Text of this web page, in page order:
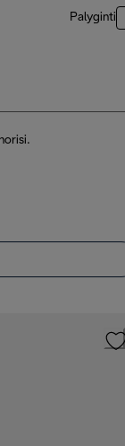
Palyginti